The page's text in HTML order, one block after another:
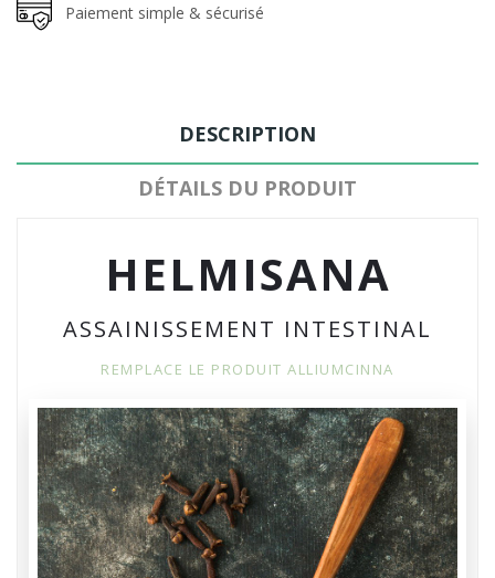
Paiement simple & sécurisé
DESCRIPTION
DÉTAILS DU PRODUIT
HELMISANA
ASSAINISSEMENT INTESTINAL
REMPLACE LE PRODUIT ALLIUMCINNA